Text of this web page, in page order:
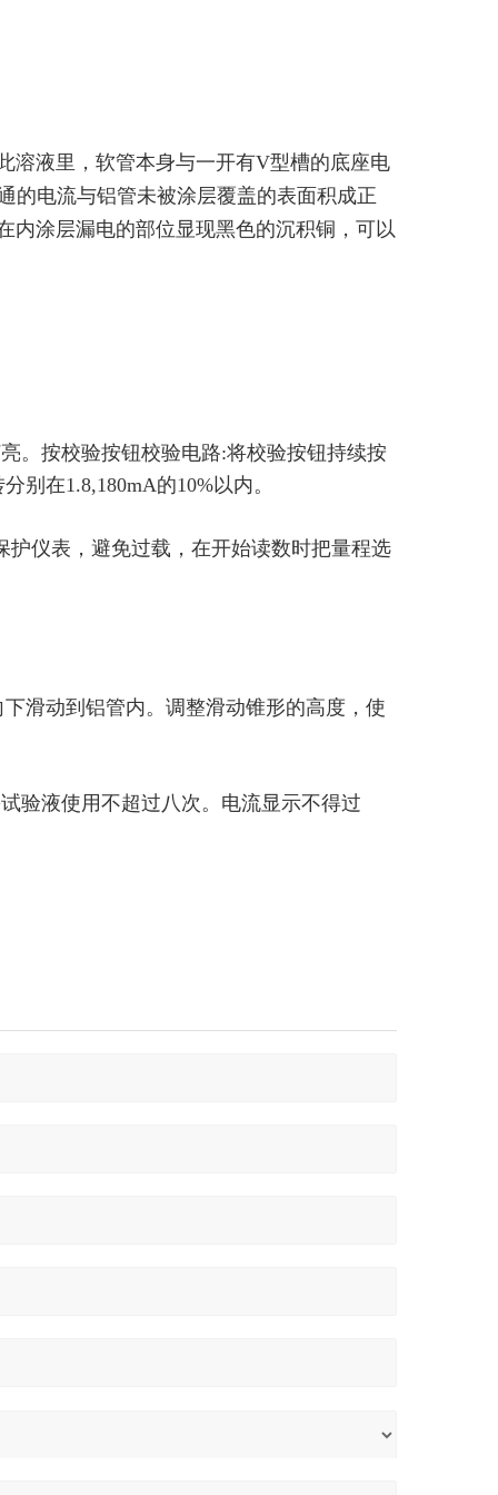
溶液里，软管本身与一开有V型槽的底座电
的电流与铝管未被涂层覆盖的表面积成正
内涂层漏电的部位显现黑色的沉积铜，可以
。按校验按钮校验电路:将校验按钮持续按
别在1.8,180mA的10%以内。
仪表，避免过载，在开始读数时把量程选
滑动到铝管内。调整滑动锥形的高度，使
验液使用不超过八次。电流显示不得过